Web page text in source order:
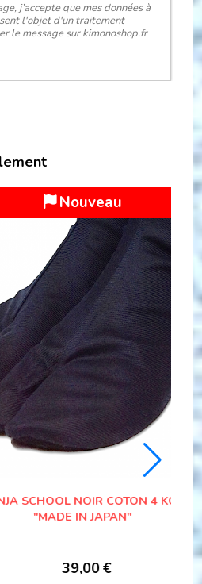
j’accepte que mes données à
l'objet d'un traitement
le message sur kimonoshop.fr
SCHOOL NOIR COTON
IN JAPAN"
Nouveau